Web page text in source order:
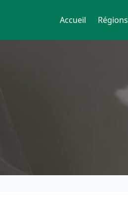
Accueil Régions